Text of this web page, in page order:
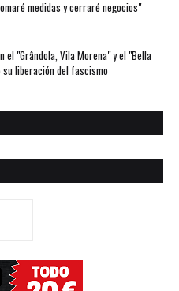
medidas y cerraré negocios"
el "Grândola, Vila Morena" y el "Bella
su liberación del fascismo